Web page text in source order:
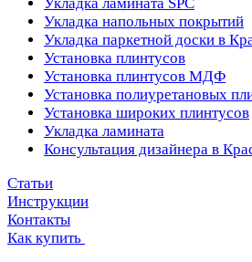
Укладка напольных покрытий
Укладка паркетной доски в
Установка плинтусов
Установка плинтусов МДФ
Установка полиуретановых
Установка широких плинтусов
Укладка ламината
Консультация дизайнера в
Статьи
Инструкции
Контакты
Как купить